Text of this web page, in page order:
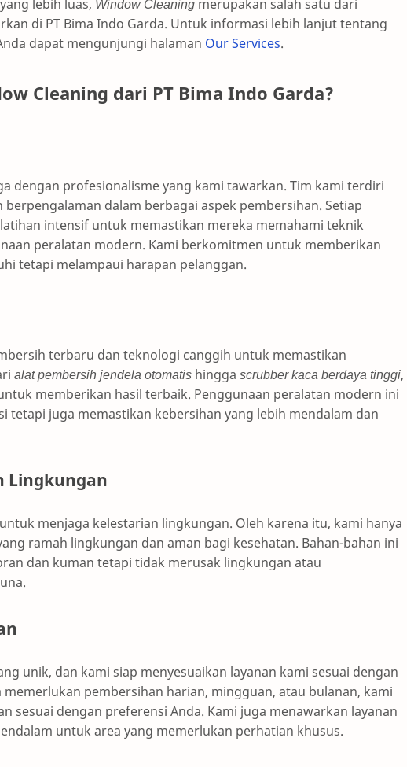
lebih luas, Window Cleaning merupakan salah satu dari
di PT Bima Indo Garda. Untuk informasi lebih lanjut tentang
dapat mengunjungi halaman Our Services.
Cleaning dari PT Bima Indo Garda?
dengan profesionalisme yang kami tawarkan. Tim kami terdiri
dalam berbagai aspek pembersihan. Setiap
intensif untuk memastikan mereka memahami teknik
peralatan modern. Kami berkomitmen untuk memberikan
tetapi melampaui harapan pelanggan.
terbaru dan teknologi canggih untuk memastikan
alat pembersih jendela otomatis hingga scrubber kaca berdaya tinggi,
memberikan hasil terbaik. Penggunaan peralatan modern ini
tetapi juga memastikan kebersihan yang lebih mendalam dan
Lingkungan
menjaga kelestarian lingkungan. Oleh karena itu, kami hanya
ramah lingkungan dan aman bagi kesehatan. Bahan-bahan ini
dan kuman tetapi tidak merusak lingkungan atau
unik, dan kami siap menyesuaikan layanan kami sesuai dengan
pembersihan harian, mingguan, atau bulanan, kami
sesuai dengan preferensi Anda. Kami juga menawarkan layanan
untuk area yang memerlukan perhatian khusus.